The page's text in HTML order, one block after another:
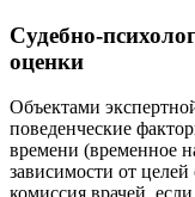
Судебно-
оценки
Объектами
поведенческие
времени (временное
зависимости от